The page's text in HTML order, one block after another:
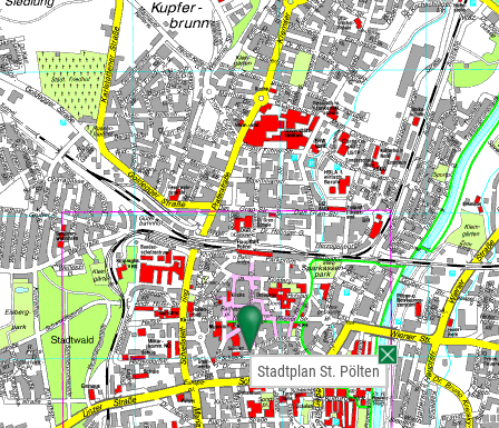
Stadtplan St. Pölten